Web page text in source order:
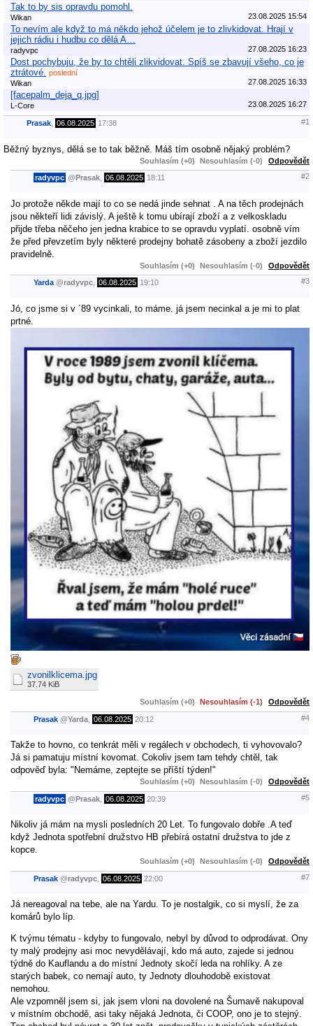
Tak to by sis opravdu pomohl.
Wikan 23.08.2025 15:54
To nevím ale když to má někdo jehož účelem je to zlivkidovat. Hrají v
jejich rádiu i hudbu co dělá A…
radyvpc 27.08.2025 16:23
Dost pochybuju, že by to chtěli zlikvidovat. Spíš se zbavují všeho, co je
ztrátové.
poslední
Wikan
27.08.2025 16:33
[facepalm_deja_q.jpg]
L-Core 23.08.2025 16:27
Prasak 06.08.2025 17:38 #1
Běžný byznys, dělá se to tak běžně. Máš tím osobně nějaký problém?
Souhlasím (+0) Nesouhlasím (-0) Odpovědět
radyvpc @Prasak 06.08.2025 18:11 #2
Jo protože někde mají to co se nedá jinde sehnat . A na těch prodejnách
jsou někteří lidi závislý. A ještě k tomu ubírají zboží a z velkoskladu
přijde třeba něčeho jen jedna krabice to se opravdu vyplatí. osobně vím
že před převzetím byly některé prodejny bohatě zásobeny a zboží jezdilo
pravidelně.
Souhlasím (+0) Nesouhlasím (-0) Odpovědět
Yarda @radyvpc 06.08.2025 19:10 #3
Jó, co jsme si v ´89 vycinkali, to máme. já jsem necinkal a je mi to plat
prtné.
zvonilklicema.jpg
37.74 KiB
Souhlasím (+0) Nesouhlasím (-1) Odpovědět
Prasak @Yarda 06.08.2025 20:12 #4
Takže to hovno, co tenkrát měli v regálech v obchodech, ti vyhovovalo?
Já si pamatuju místní kovomat. Cokoliv jsem tam tehdy chtěl, tak
odpověď byla: "Nemáme, zeptejte se příští týden!"
Souhlasím (+0) Nesouhlasím (-0) Odpovědět
radyvpc @Prasak 06.08.2025 20:39 #5
Nikoliv já mám na mysli posledních 20 Let. To fungovalo dobře .A teď
když Jednota spotřební družstvo HB přebírá ostatní družstva to jde z
kopce.
Souhlasím (+0) Nesouhlasím (-0) Odpovědět
Prasak @radyvpc 06.08.2025 22:00 #7
Já nereagoval na tebe, ale na Yardu. To je nostalgik, co si myslí, že za
komárů bylo líp.
K tvýmu tématu - kdyby to fungovalo, nebyl by důvod to odprodávat. Ony
ty malý prodejny asi moc nevydělávají, kdo má auto, zajede si jednou
týdně do Kauflandu a do místní Jednoty skočí leda na rohlíky. A ze
starých babek, co nemají auto, ty Jednoty dlouhodobě existovat
nemohou.
Ale vzpomněl jsem si, jak jsem vloni na dovolené na Šumavě nakupoval
v místním obchodě, asi taky nějaká Jednota, či COOP, ono je to stejný.